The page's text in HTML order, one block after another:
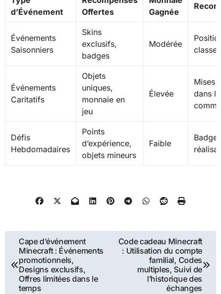
d’Événement
Offertes
Gagnée
Événements
Saisonniers
Skins
exclusifs,
badges
Modérée
Événements
Caritatifs
Objets
uniques,
monnaie en
jeu
Élevée
Mises
dans la
Défis
Hebdomadaires
Points
d’expérience,
objets mineurs
Faible
Post
navigation
Cape d’événement
Minecraft : Événements
promotionnels,
Designs exclusifs,
Offres limitées dans le
temps
Code cadeau Minecraft
: Utilisation du compte
familial, Codes
multiples, Suivi de
l’historique des
échanges